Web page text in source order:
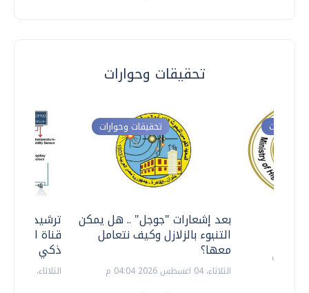
تحقيقات وحوارات
ترشيدا
قناة
ذكي
الثلاثاء، 14 يوليو 2026 06:11 م
تحقيقات وحوارات
بعد إشعارات "جوجل" .. هل يمكن
التنبوء بالزلازل وكيف نتعامل
معها؟
الثلاثاء، 04 اغسطس 2026 04:04 م
وحوارات